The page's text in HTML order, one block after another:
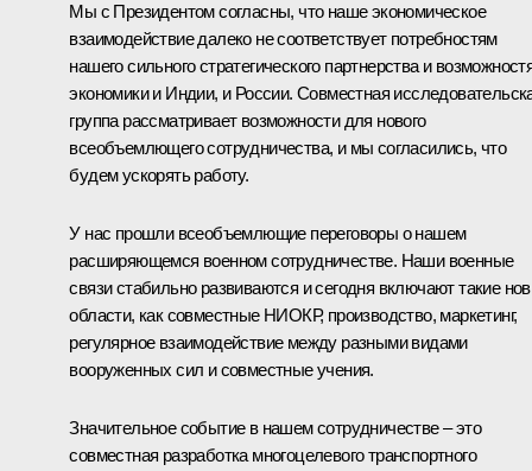
Мы с Президентом согласны, что наше экономическое
взаимодействие далеко не соответствует потребностям
нашего сильного стратегического партнерства и
экономики и Индии, и России. Совместная
группа рассматривает возможности для нового
всеобъемлющего сотрудничества, и мы согласились, что
будем ускорять работу.
У нас прошли всеобъемлющие переговоры о нашем
расширяющемся военном сотрудничестве. Наши военные
связи стабильно развиваются и сегодня включают такие
области, как совместные НИОКР, производство, маркетинг,
регулярное взаимодействие между разными видами
вооруженных сил и совместные учения.
Значительное событие в нашем сотрудничестве – это
совместная разработка многоцелевого транспортного